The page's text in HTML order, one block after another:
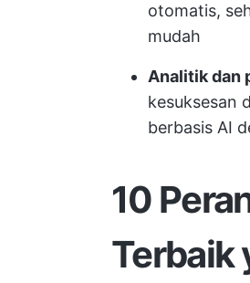
otomatis,
mudah
Analitik dan
kesuksesan
berbasis AI
10
Terbaik